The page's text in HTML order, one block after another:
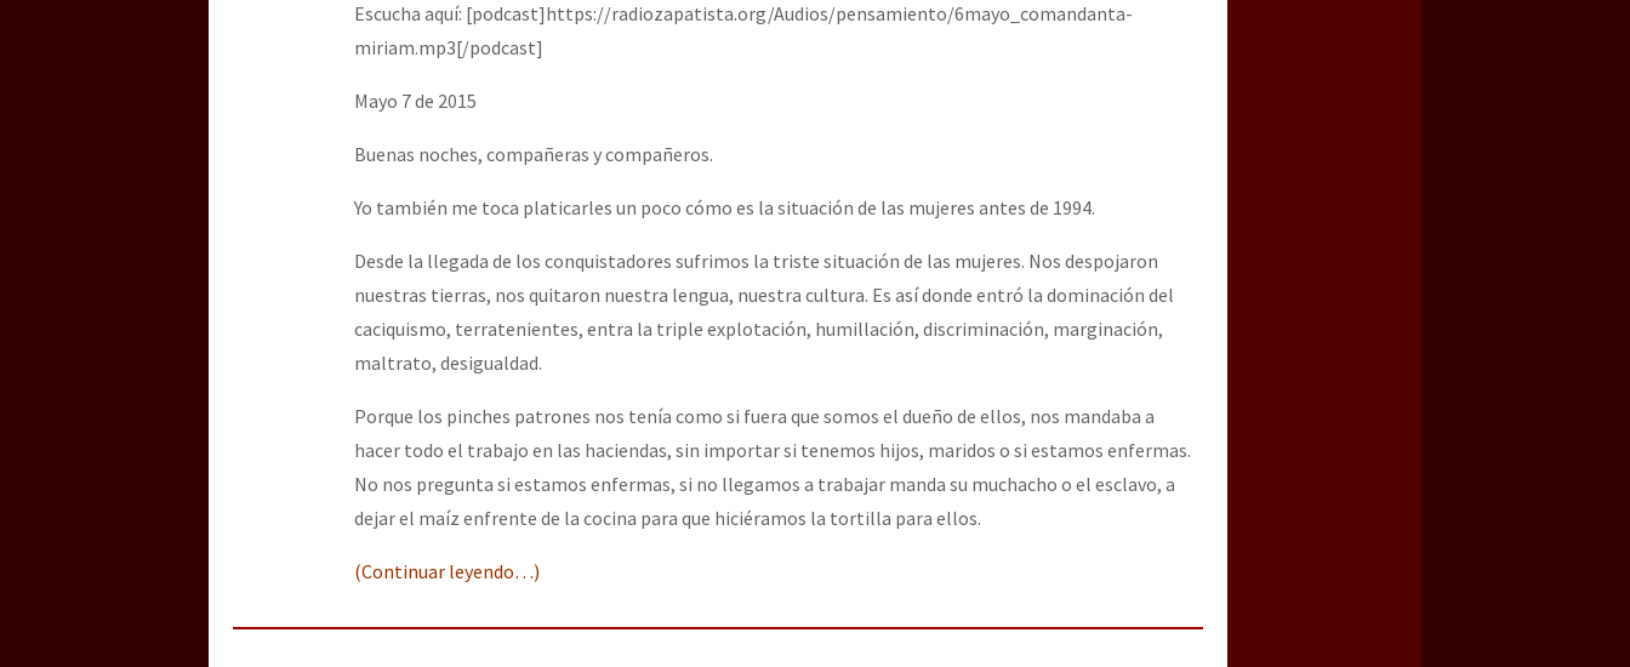
[CDMX – 20 julio] Jornadas globales por la libertad de Jesús Plácido Galindo y el alto a la guerra contra el CIPOG-EZ
“Sonhando a Terra do Bem Virá” se publica no Estado Espanhol
Se o México sabe, que o mundo saiba! Nossas lutas pela memória, a justiça e a dignidade
[25 abr – CDMX] Tokín por el CNI: 30 años de Resistencia y Rebeldía
Escucha aquí: [podcast]https://radiozapatista.org/Audios/pensamiento/6mayo_comandanta-
miriam.mp3[/podcast]
Mayo 7 de 2015
Buenas noches, compañeras y compañeros.
Yo también me toca platicarles un poco cómo es la situación de las mujeres antes de 1994.
Desde la llegada de los conquistadores sufrimos la triste situación de las mujeres. Nos despojaron
nuestras tierras, nos quitaron nuestra lengua, nuestra cultura. Es así donde entró la dominación del
caciquismo, terratenientes, entra la triple explotación, humillación, discriminación, marginación,
maltrato, desigualdad.
Porque los pinches patrones nos tenía como si fuera que somos el dueño de ellos, nos mandaba a
hacer todo el trabajo en las haciendas, sin importar si tenemos hijos, maridos o si estamos enfermas.
No nos pregunta si estamos enfermas, si no llegamos a trabajar manda su muchacho o el esclavo, a
dejar el maíz enfrente de la cocina para que hiciéramos la tortilla para ellos.
(Continuar leyendo…)